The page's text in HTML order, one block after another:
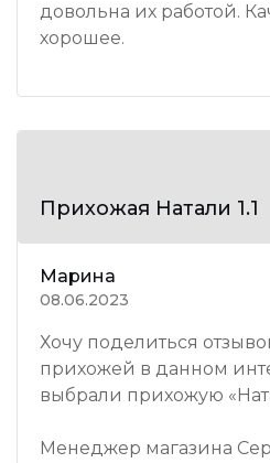
довольна их работой.
хорошее.
Прихожая Натали 1.1
Марина
08.06.2023
Хочу поделиться
прихожей в данном
выбрали прихожую
Менеджер магазина